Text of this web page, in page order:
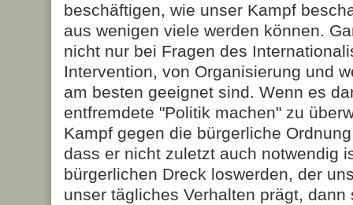
beschäftigen, wie unser Kampf
aus wenigen viele werden können.
nicht nur bei Fragen des
Intervention, von Organisierung und
am besten geeignet sind. Wenn es
entfremdete "Politik machen" zu
Kampf gegen die bürgerliche
dass er nicht zuletzt auch notwendig
bürgerlichen Dreck loswerden, der
unser tägliches Verhalten prägt,